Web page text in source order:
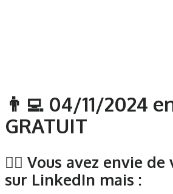
👨‍💻 04/11/2024
GRATUIT
❤️‍🔥 Vous avez envie
sur LinkedIn mais :